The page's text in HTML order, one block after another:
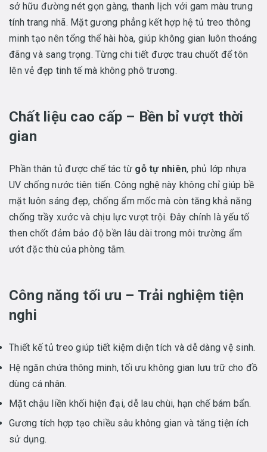
sở hữu đường nét gọn gàng, thanh lịch với gam màu trung
tính trang nhã. Mặt gương phẳng kết hợp hệ tủ treo thông
minh tạo nên tổng thể hài hòa, giúp không gian luôn thoáng
đãng và sang trọng. Từng chi tiết được trau chuốt để tôn
lên vẻ đẹp tinh tế mà không phô trương.
Chất liệu cao cấp – Bền bỉ vượt thời
gian
Phần thân tủ được chế tác từ gỗ tự nhiên, phủ lớp nhựa
UV chống nước tiên tiến. Công nghệ này không chỉ giúp bề
mặt luôn sáng đẹp, chống ẩm mốc mà còn tăng khả năng
chống trầy xước và chịu lực vượt trội. Đây chính là yếu tố
then chốt đảm bảo độ bền lâu dài trong môi trường ẩm
ướt đặc thù của phòng tắm.
Công năng tối ưu – Trải nghiệm tiện
nghi
Thiết kế tủ treo giúp tiết kiệm diện tích và dễ dàng vệ sinh.
Hệ ngăn chứa thông minh, tối ưu không gian lưu trữ cho đồ
dùng cá nhân.
Mặt chậu liền khối hiện đại, dễ lau chùi, hạn chế bám bẩn.
Gương tích hợp tạo chiều sâu không gian và tăng tiện ích
sử dụng.